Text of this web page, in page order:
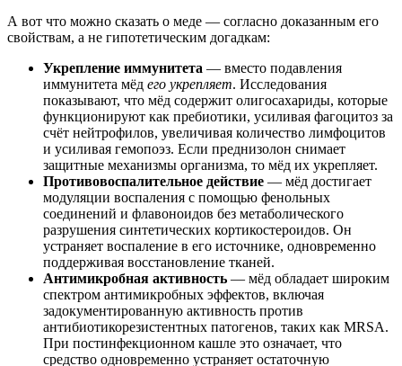
А вот что можно сказать о меде — согласно доказанным его
свойствам, а не гипотетическим догадкам:
Укрепление иммунитета — вместо подавления
иммунитета мёд его укрепляет. Исследования
показывают, что мёд содержит олигосахариды, которые
функционируют как пребиотики, усиливая фагоцитоз за
счёт нейтрофилов, увеличивая количество лимфоцитов
и усиливая гемопоэз. Если преднизолон снимает
защитные механизмы организма, то мёд их укрепляет.
Противовоспалительное действие — мёд достигает
модуляции воспаления с помощью фенольных
соединений и флавоноидов без метаболического
разрушения синтетических кортикостероидов. Он
устраняет воспаление в его источнике, одновременно
поддерживая восстановление тканей.
Антимикробная активность — мёд обладает широким
спектром антимикробных эффектов, включая
задокументированную активность против
антибиотикорезистентных патогенов, таких как MRSA.
При постинфекционном кашле это означает, что
средство одновременно устраняет остаточную